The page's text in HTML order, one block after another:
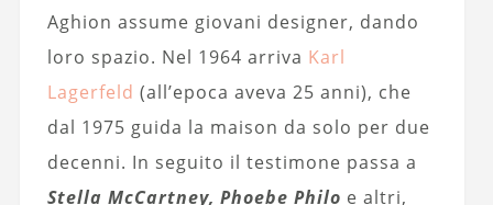
Aghion assume giovani designer, dando
loro spazio. Nel 1964 arriva Karl
Lagerfeld (all’epoca aveva 25 anni), che
dal 1975 guida la maison da solo per due
decenni. In seguito il testimone passa a
Stella McCartney, Phoebe Philo e altri,